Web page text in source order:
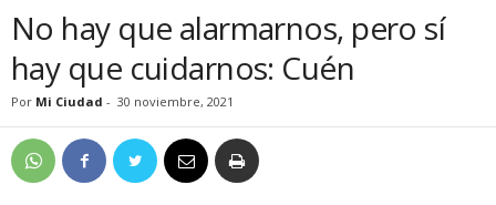
No hay que alarmarnos, pero sí
hay que cuidarnos: Cuén
Por Mi Ciudad - 30 noviembre, 2021